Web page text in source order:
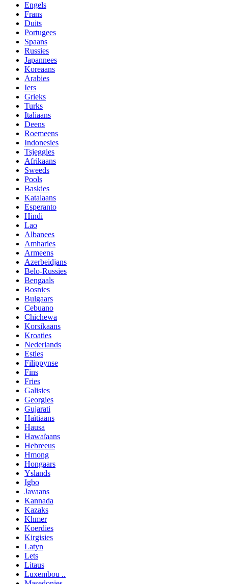
Engels
Frans
Duits
Portugees
Spaans
Russies
Japannees
Koreaans
Arabies
Iers
Grieks
Turks
Italiaans
Deens
Roemeens
Indonesies
Tsjeggies
Afrikaans
Sweeds
Pools
Baskies
Katalaans
Esperanto
Hindi
Lao
Albanees
Amharies
Armeens
Azerbeidjans
Belo-Russies
Bengaals
Bosnies
Bulgaars
Cebuano
Chichewa
Korsikaans
Kroaties
Nederlands
Esties
Filippynse
Fins
Fries
Galisies
Georgies
Gujarati
Haïtiaans
Hausa
Hawaïaans
Hebreeus
Hmong
Hongaars
Yslands
Igbo
Javaans
Kannada
Kazaks
Khmer
Koerdies
Kirgisies
Latyn
Lets
Litaus
Luxembou ..